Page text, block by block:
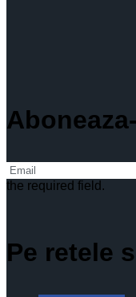
the required field.
Pe retele